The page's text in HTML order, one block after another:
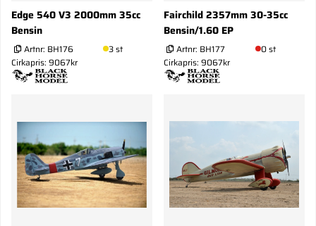
Edge 540 V3 2000mm 35cc
Bensin
Artnr: BH176
3 st
Cirkapris: 9067kr
Fairchild 2357mm 30-35cc
Bensin/1.60 EP
Artnr: BH177
0 st
Cirkapris: 9067kr